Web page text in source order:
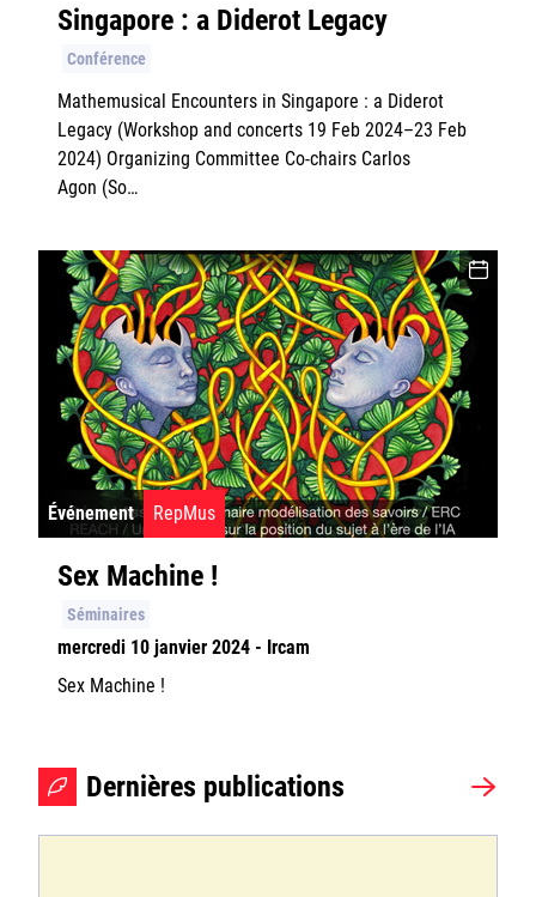
Singapore : a Diderot Legacy
Conférence
Mathemusical Encounters in Singapore : a Diderot
Legacy (Workshop and concerts 19 Feb 2024–23 Feb
2024) Organizing Committee Co-chairs Carlos
Agon (So…
Événement RepMus
Sex Machine !
Séminaires
mercredi 10 janvier 2024 - Ircam
Sex Machine !
Dernières publications